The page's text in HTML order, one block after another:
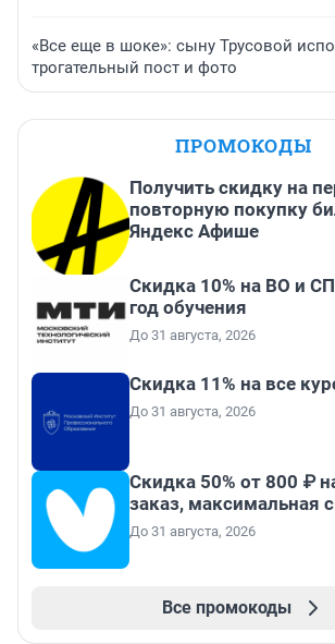
«Все еще в шоке»: сыну Трусовой
трогательный пост и фото
ПРОМОКОДЫ
Получить скидку на
повторную покупку
Яндекс Афише
Скидка 10% на ВО и
год обучения
До 31 августа, 2026
Скидка 11% на все
До 31 августа, 2026
Скидка 50% от 800 ₽
заказ, максимальная
До 31 августа, 2026
Все промокоды